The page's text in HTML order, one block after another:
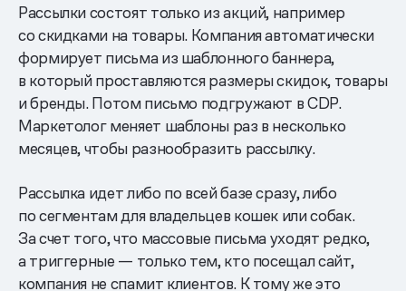
Рассылки состоят только из акций, например
со скидками на товары. Компания автоматически
формирует письма из шаблонного баннера,
в который проставляются размеры скидок, товары
и бренды. Потом письмо подгружают в CDP.
Маркетолог меняет шаблоны раз в несколько
месяцев, чтобы разнообразить рассылку.
Рассылка идет либо по всей базе сразу, либо
по сегментам для владельцев кошек или собак.
За счет того, что массовые письма уходят редко,
а триггерные — только тем, кто посещал сайт,
компания не спамит клиентов. К тому же это